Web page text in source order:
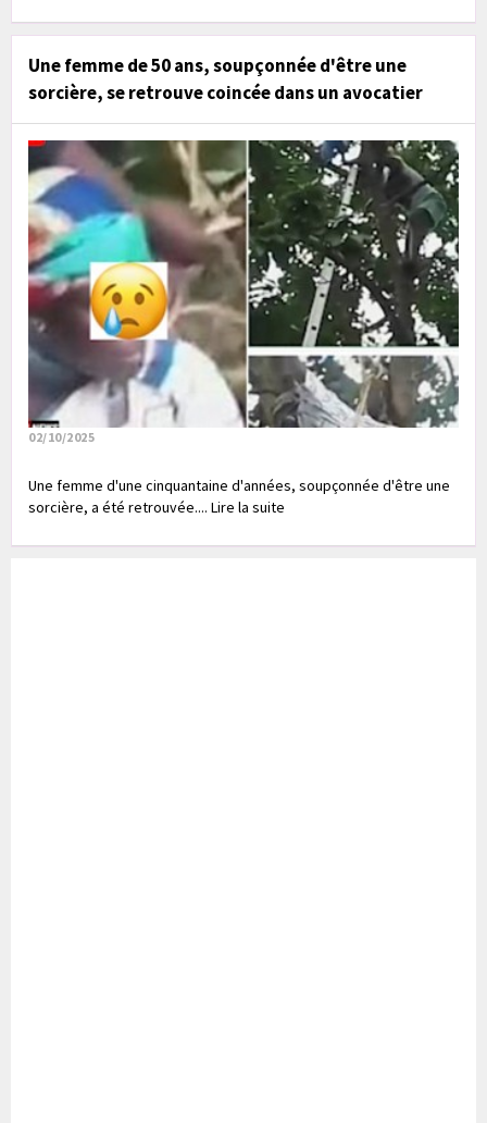
Une femme de 50 ans, soupçonnée d'être une
sorcière, se retrouve coincée dans un avocatier
02/10/2025
Une femme d'une cinquantaine d'années, soupçonnée d'être une
sorcière, a été retrouvée.... Lire la suite